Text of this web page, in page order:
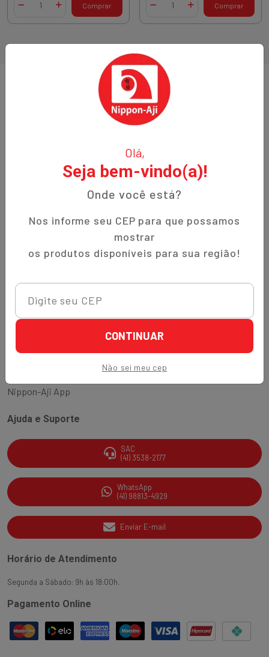
Olá,
Seja bem-vindo(a)!
Onde você está?
Nos informe seu CEP para que possamos
mostrar
os produtos disponíveis para sua região!
CONTINUAR
Não sei meu cep
Diminuir QuantidadeAdicionar Quantidade
Comprar
Diminuir QuantidadeAdicionar Quantidade
Comprar
experiência, é especializada em produtos orientais e naturais.
Fundada no bairro Bigorrilho em Curitiba, temos o
compromisso de oferecer aos nossos clientes qualidade,
preços justos e um atendimento excepcional. Descubra a
autenticidade e a tradição em cada produto!
Institucional
Política de Privacidade
Prazos de Entrega
Quem Somos
Nippon-Aji App
Ajuda e Suporte
SAC
(41) 3538-2177
WhatsApp
(41) 98813-4929
Enviar E-mail
Horário de Atendimento
Segunda a Sábado: 9h às 18:00h.
Pagamento Online